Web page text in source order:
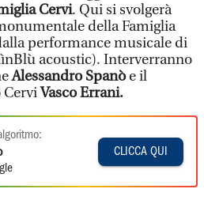
Cervi. Qui si svolgerà
della Famiglia
performance musicale di
acoustic). Interverranno
Alessandro Spanòe il
CerviVasco Errani.
CLICCA QUI